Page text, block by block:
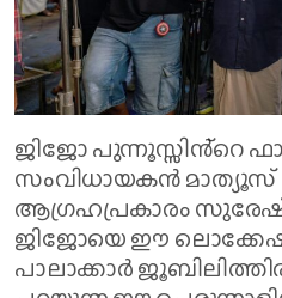
ജിജോ പുന്നൂസ്സിൻ്റെ
സംവിധായകൻ മാത്യൂസ്
ആഗ്രഹപ്രകാരം
ജിജോയെ ഈ
പാലാക്കാർ